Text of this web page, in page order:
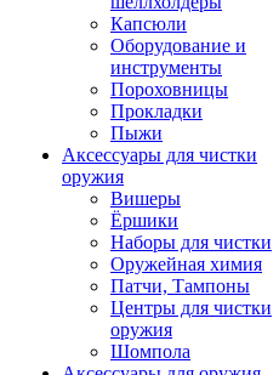
Капсюли
Оборудование и
инструменты
Пороховницы
Прокладки
Пыжи
Аксессуары для чистки
оружия
Вишеры
Ёршики
Наборы для чистки
Оружейная химия
Патчи, Тампоны
Центры для чистки
оружия
Шомпола